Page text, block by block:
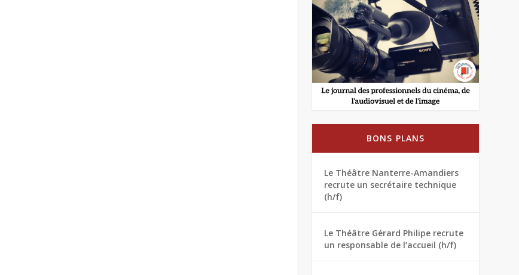
BONS PLANS
Le Théâtre Nanterre-Amandiers
recrute un secrétaire technique
(h/f)
Le Théâtre Gérard Philipe recrute
un responsable de l’accueil (h/f)